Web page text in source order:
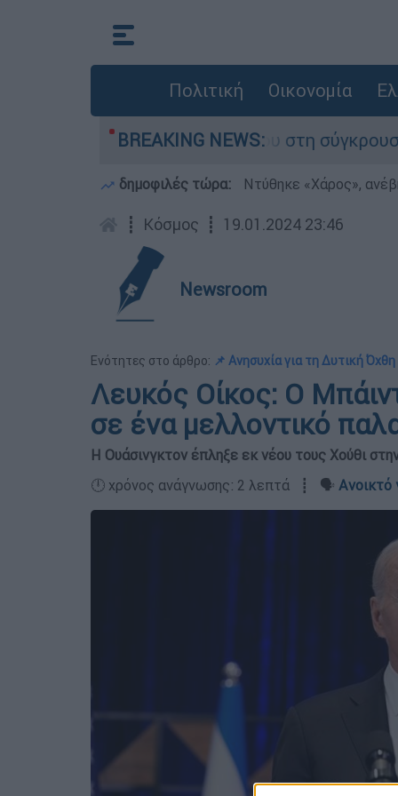
Πολιτική Οικονομία
BREAKING NEWS:
που έχασε τη ζωή του στη σύγκρουση
δημοφιλές τώρα: Ντύθηκε «Χάρος»,
┋ Κόσμος ┋ 19.01.2024 23:46
Newsroom
Ενότητες στο άρθρο: 📌 Ανησυχία για τη Δυτική
Λευκός Οίκος: Ο
σε ένα μελλοντικό
Η Ουάσινγκτον έπληξε εκ νέου τους Χούθι
🕛 χρόνος ανάγνωσης: 2 λεπτά ┋ 🗣️ Ανοικτό